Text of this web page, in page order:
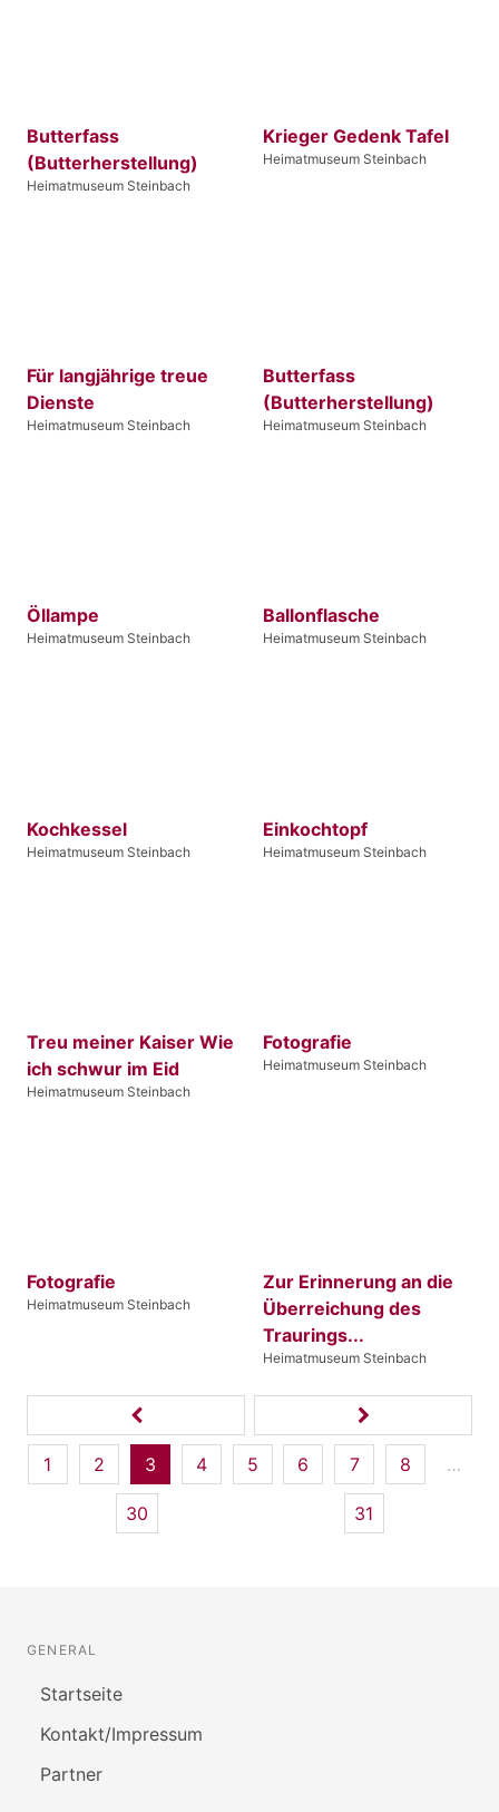
Butterfass
(Butterherstellung)
Heimatmuseum Steinbach
Krieger Gedenk Tafel
Heimatmuseum Steinbach
Für langjährige treue
Dienste
Heimatmuseum Steinbach
Butterfass
(Butterherstellung)
Heimatmuseum Steinbach
Öllampe
Heimatmuseum Steinbach
Ballonflasche
Heimatmuseum Steinbach
Kochkessel
Heimatmuseum Steinbach
Einkochtopf
Heimatmuseum Steinbach
Treu meiner Kaiser Wie
ich schwur im Eid
Heimatmuseum Steinbach
Fotografie
Heimatmuseum Steinbach
Fotografie
Heimatmuseum Steinbach
Zur Erinnerung an die
Überreichung des
Traurings...
Heimatmuseum Steinbach
1 2 3 4 5 6 7 8 …
30 31
GENERAL
Startseite
Kontakt/Impressum
Partner